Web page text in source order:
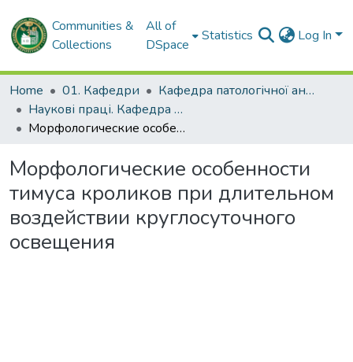
Communities &
Collections
All of
DSpace
Statistics Log In
Home 01. Кафедри
Кафедра патологічної анатомії
Наукові праці. Кафедра патологічної анатомії
Морфологические особенности тимуса кроликов при длительном воздействии круглосуточного освещения
Морфологические особенности
тимуса кроликов при длительном
воздействии круглосуточного
освещения